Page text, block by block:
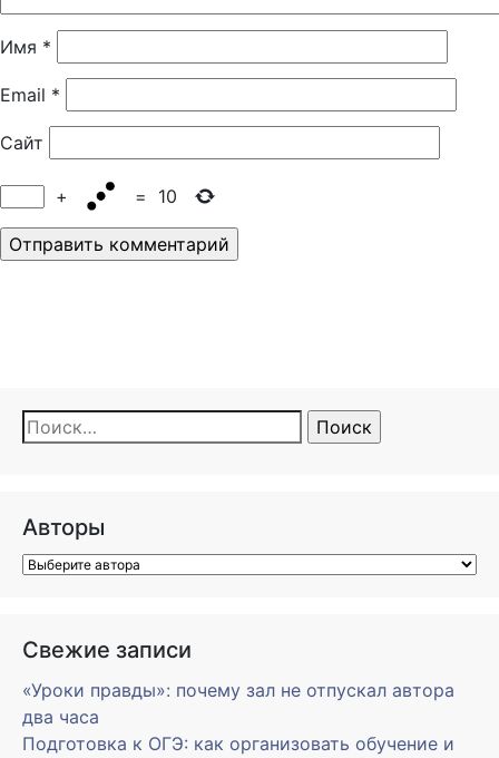
Имя *
Email *
Сайт
+ = 10
Найти:
Авторы
Свежие записи
«Уроки правды»: почему зал не отпускал автора
два часа
Подготовка к ОГЭ: как организовать обучение и